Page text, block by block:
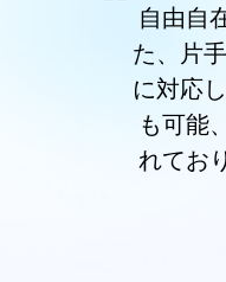
自由自
た、片
に対応
も可能
れてお